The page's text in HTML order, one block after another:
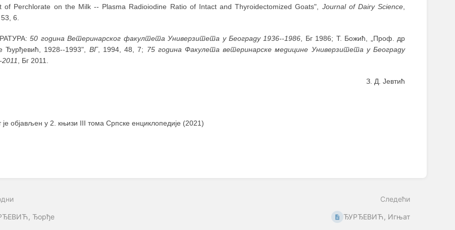
of Perchlorate on the Milk -- Plasma Radioiodine Ratio of Intact and Thyroidectomized Goats", Journal of Dairy Science
6.
50 година Ветеринарског факултета Универзитета у Београду 1936--1986 , Бг 1986; Т. Божић, „Проф. др
Ђурђевић, 1928--1993", ВГ, 1994, 48, 7; 75 година Факулета ветеринарске медицине Универзитета у Београду
2011
, Бг 2011.
З. Д. Јевтић
је објављен у 2. књизи III тома Српске енциклопедије (2021)
Ђорђе
Следећи
ЂУРЂЕВИЋ, Игњат